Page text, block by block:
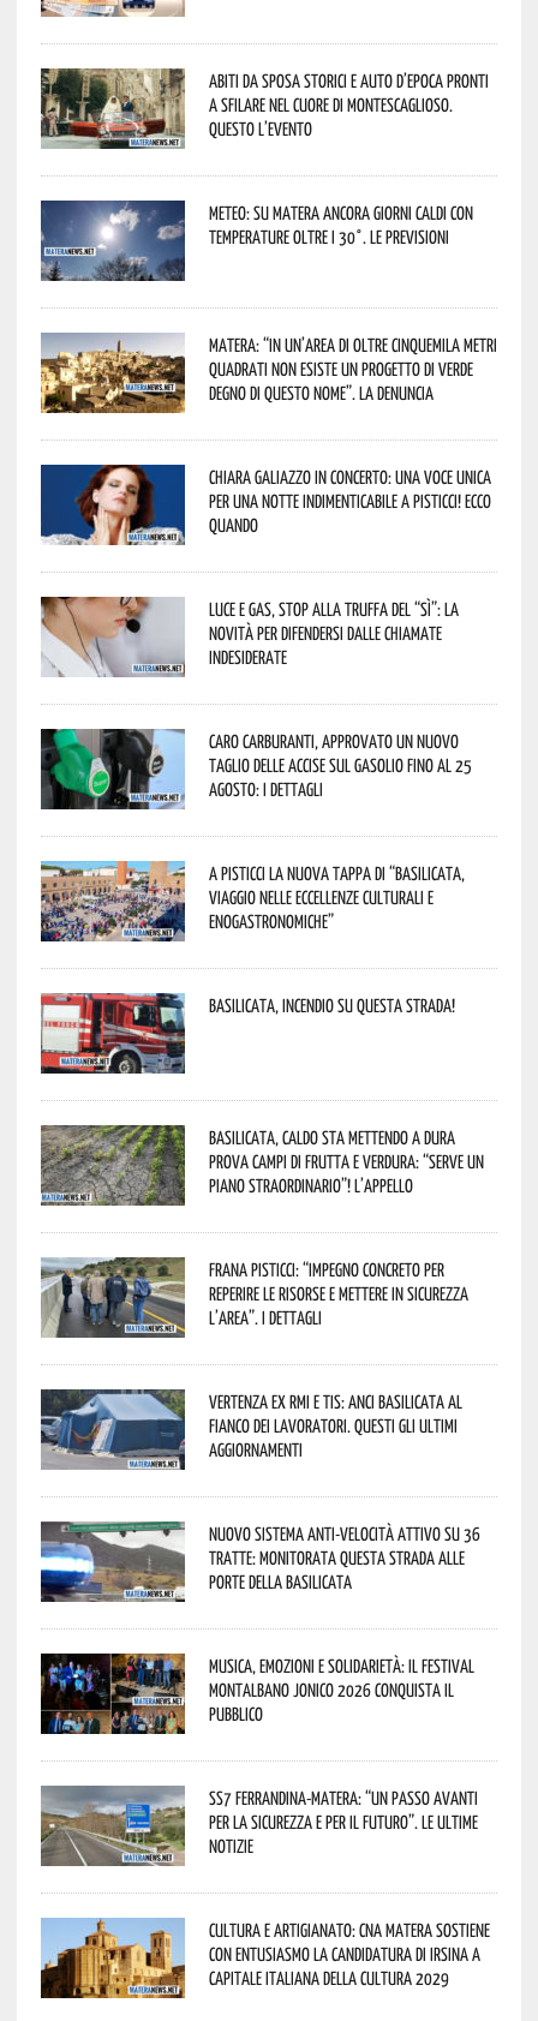
Abiti da sposa storici e auto d’epoca pronti
a sfilare nel cuore di Montescaglioso.
Questo l’evento
Meteo: su Matera ancora giorni caldi con
temperature oltre i 30°. Le previsioni
Matera: “In un’area di oltre cinquemila metri
quadrati non esiste un progetto di verde
degno di questo nome”. La denuncia
Chiara Galiazzo in concerto: una voce unica
per una notte indimenticabile a Pisticci! Ecco
quando
Luce e gas, stop alla truffa del “Sì”: la
novità per difendersi dalle chiamate
indesiderate
Caro carburanti, approvato un nuovo
taglio delle accise sul gasolio fino al 25
agosto: i dettagli
A Pisticci la nuova tappa di “Basilicata,
viaggio nelle eccellenze culturali e
enogastronomiche”
Basilicata, incendio su questa strada!
Basilicata, caldo sta mettendo a dura
prova campi di frutta e verdura: “Serve un
piano straordinario”! L’appello
Frana Pisticci: “Impegno concreto per
reperire le risorse e mettere in sicurezza
l’area”. I dettagli
Vertenza ex RMI e TIS: ANCI Basilicata al
fianco dei lavoratori. Questi gli ultimi
aggiornamenti
Nuovo sistema anti-velocità attivo su 36
tratte: monitorata questa strada alle
porte della Basilicata
Musica, emozioni e solidarietà: il Festival
Montalbano Jonico 2026 conquista il
pubblico
SS7 Ferrandina-Matera: “Un passo avanti
per la sicurezza e per il futuro”. Le ultime
notizie
Cultura e Artigianato: CNA Matera sostiene
con entusiasmo la candidatura di Irsina a
Capitale Italiana della Cultura 2029